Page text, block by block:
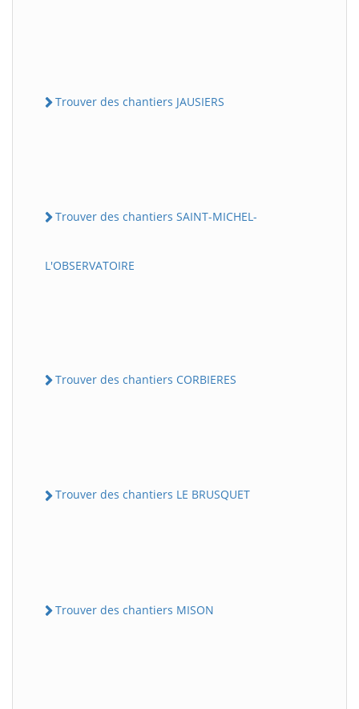
Trouver des chantiers JAUSIERS
Trouver des chantiers SAINT-MICHEL-
L'OBSERVATOIRE
Trouver des chantiers CORBIERES
Trouver des chantiers LE BRUSQUET
Trouver des chantiers MISON